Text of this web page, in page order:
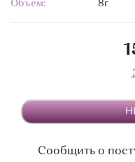
Объем:
8г
Сообщить о